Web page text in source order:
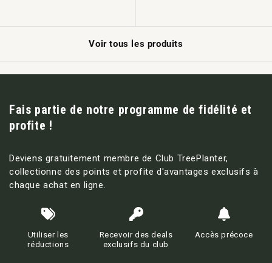
Voir tous les produits
Fais partie de notre programme de fidélité et
profite !
Deviens gratuitement membre de Club TreePlanter,
collectionne des points et profite d'avantages exclusifs à
chaque achat en ligne.
Utiliser les
réductions
Recevoir des deals
exclusifs du club
Accès précoce